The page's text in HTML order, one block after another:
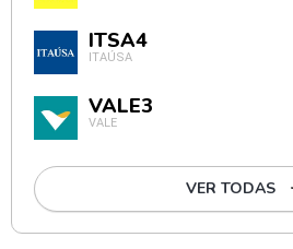
ITSA4
ITAÚSA
VALE3
VALE
VER TODAS